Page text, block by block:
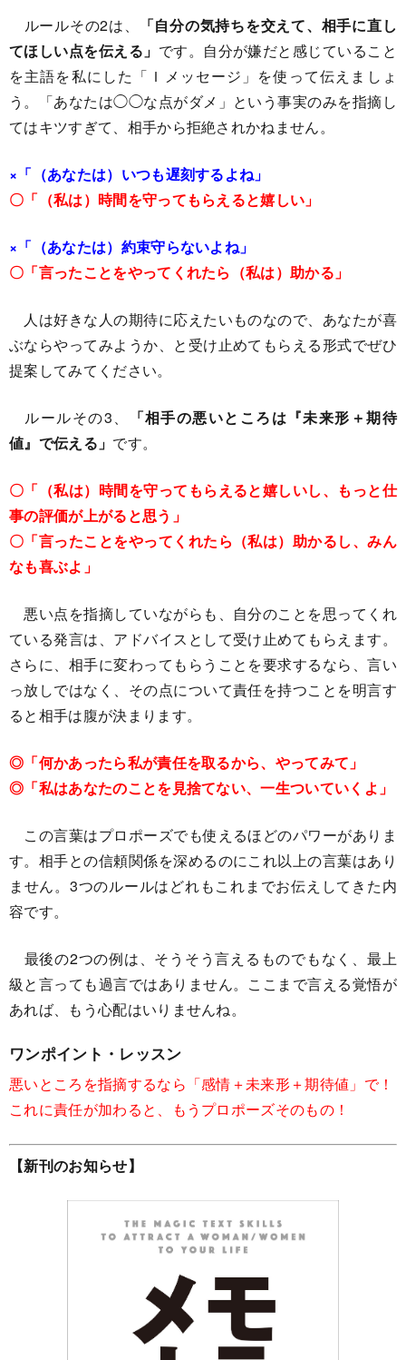
ルールその2は、
「自分の気持ちを交えて、相手に直し
てほしい点を伝える」 です。自分が嫌だと感じていること
を主語を私にした「Ｉメッセージ」を使って伝えましょ
う。「あなたは◯◯な点がダメ」という事実のみを指摘し
てはキツすぎて、相手から拒絶されかねません。
×「（あなたは）いつも遅刻するよね」
〇「（私は）時間を守ってもらえると嬉しい」
×「（あなたは）約束守らないよね」
〇「言ったことをやってくれたら（私は）助かる」
人は好きな人の期待に応えたいものなので、あなたが喜
ぶならやってみようか、と受け止めてもらえる形式でぜひ
提案してみてください。
ルールその3、
「相手の悪いところは『未来形＋期待
値』で伝える」 です。
〇「（私は）時間を守ってもらえると嬉しいし、もっと仕
事の評価が上がると思う」
〇「言ったことをやってくれたら（私は）助かるし、みん
なも喜ぶよ」
悪い点を指摘していながらも、自分のことを思ってくれ
ている発言は、アドバイスとして受け止めてもらえます。
さらに、相手に変わってもらうことを要求するなら、言い
っ放しではなく、その点について責任を持つことを明言す
ると相手は腹が決まります。
◎「何かあったら私が責任を取るから、やってみて」
◎「私はあなたのことを見捨てない、一生ついていくよ」
この言葉はプロポーズでも使えるほどのパワーがありま
す。相手との信頼関係を深めるのにこれ以上の言葉はあり
ません。3つのルールはどれもこれまでお伝えしてきた内
容です。
最後の2つの例は、そうそう言えるものでもなく、最上
級と言っても過言ではありません。ここまで言える覚悟が
あれば、もう心配はいりませんね。
ワンポイント・レッスン
悪いところを指摘するなら「感情＋未来形＋期待値」で！
これに責任が加わると、もうプロポーズそのもの！
【新刊のお知らせ】